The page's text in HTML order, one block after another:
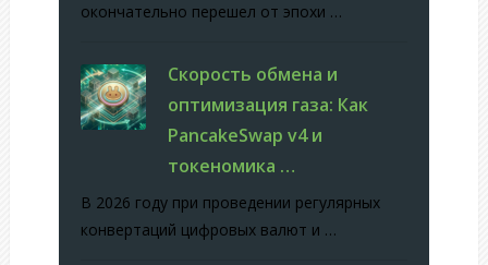
окончательно перешел от эпохи …
Скорость обмена и
оптимизация газа: Как
PancakeSwap v4 и
токеномика …
В 2026 году при проведении регулярных
конвертаций цифровых валют и …